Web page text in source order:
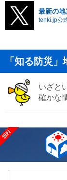
最新の
tenki.jp公
「知る防災」
いざと
確かな